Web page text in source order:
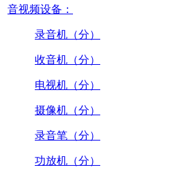
音视频设备：
录音机（分）
收音机（分）
电视机（分）
摄像机（分）
录音笔（分）
功放机（分）